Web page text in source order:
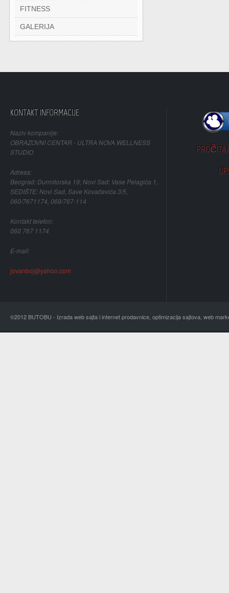
FITNESS
GALERIJA
KONTAKT INFORMACIJE
Naziv kompanije:
OBRAZOVNI CENTAR - ULTRA NOVA WELLNESS
STUDIO
Adresa:
Beograd: Durmitorska 19; Novi Sad: Vase Pelagića 1,
SEDIŠTE: Novi Sad, Save Kovačevića 3/5,
060/7671174, 069/767-114
Kontakt telefon:
060 767 1174
E-mail:
jovanboj@yahoo.com
©2012 BUTOBU - Izrada web sajta i internet prodavnice, optimizacija sajtova, web